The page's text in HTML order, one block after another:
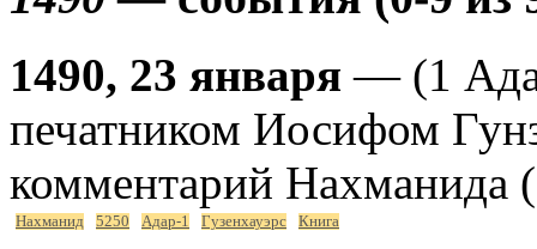
1490, 23 января — (1
печатником Иосифом
комментарий Нахманида
Нахманид 5250 Адар-1 Гузенхауэрс Книга